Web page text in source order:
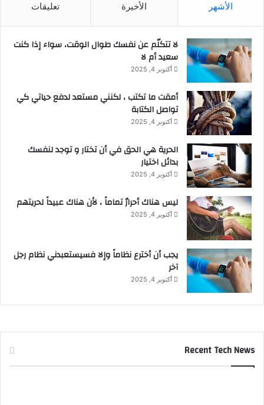
الأشهر الأخيرة تعليقات
لا تتكلّم عن نفسك طوال الوقت، سواء إذا كنت
سعيد أم لا
أكتوبر 4, 2025
أمقت ما تكتب ، لكنني مستعد لدفع حياتي كي
تواصل الكتابة
أكتوبر 4, 2025
الحرية هي الحق في أن تختار و توجد لنفسك
بدائل اختيار
أكتوبر 4, 2025
ليس هناك أحرارٌ تماماً ، لأن هناك عبيداً لحريتهم
أكتوبر 4, 2025
يجب أن أخترع نظاماً وإلا فسيستعبدني نظام رجل
آخر
أكتوبر 4, 2025
Recent Tech News